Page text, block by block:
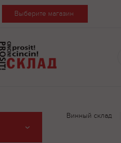
Выберите магазин
Винный склад